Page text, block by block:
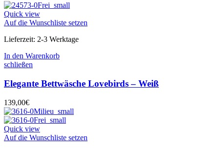
Quick view
Auf die Wunschliste setzen
Lieferzeit: 2-3 Werktage
In den Warenkorb
schließen
Elegante Bettwäsche Lovebirds – Weiß
139,00€
Quick view
Auf die Wunschliste setzen